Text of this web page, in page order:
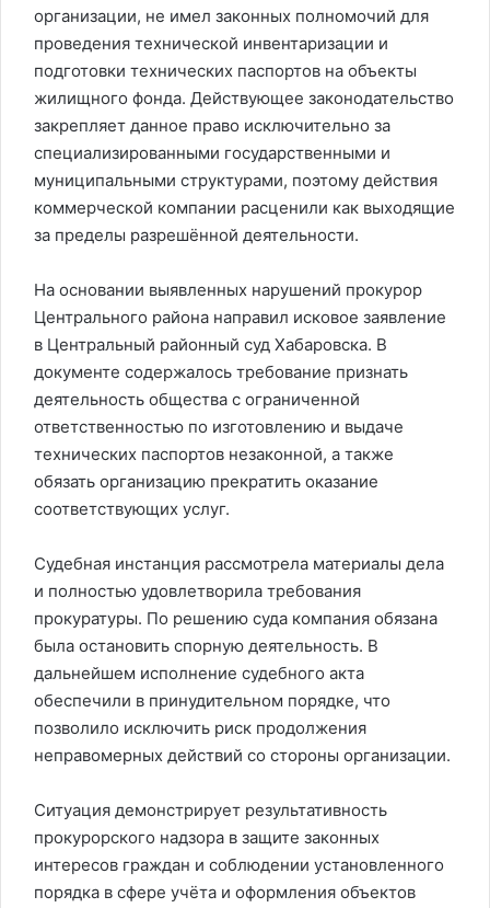
организации, не имел законных полномочий для
проведения технической инвентаризации и
подготовки технических паспортов на объекты
жилищного фонда. Действующее законодательство
закрепляет данное право исключительно за
специализированными государственными и
муниципальными структурами, поэтому действия
коммерческой компании расценили как выходящие
за пределы разрешённой деятельности.
На основании выявленных нарушений прокурор
Центрального района направил исковое заявление
в Центральный районный суд Хабаровска. В
документе содержалось требование признать
деятельность общества с ограниченной
ответственностью по изготовлению и выдаче
технических паспортов незаконной, а также
обязать организацию прекратить оказание
соответствующих услуг.
Судебная инстанция рассмотрела материалы дела
и полностью удовлетворила требования
прокуратуры. По решению суда компания обязана
была остановить спорную деятельность. В
дальнейшем исполнение судебного акта
обеспечили в принудительном порядке, что
позволило исключить риск продолжения
неправомерных действий со стороны организации.
Ситуация демонстрирует результативность
прокурорского надзора в защите законных
интересов граждан и соблюдении установленного
порядка в сфере учёта и оформления объектов